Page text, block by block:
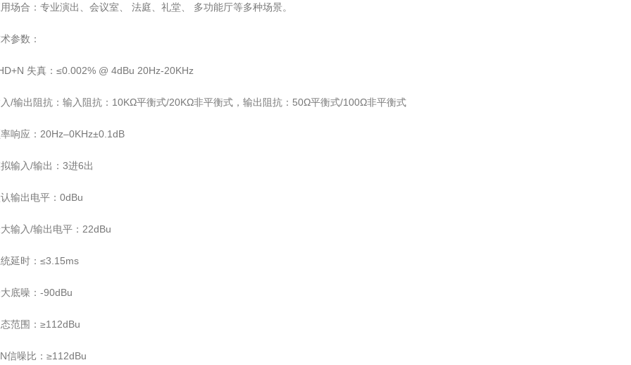
场合：专业演出、会议室、 法庭、礼堂、 多功能厅等多种场景。
参数：
失真：≤0.002% @ 4dBu 20Hz-20KHz
/输出阻抗：输入阻抗：10KΩ平衡式/20KΩ非平衡式，输出阻抗：50Ω平衡式/100Ω非平衡式
响应：20Hz–0KHz±0.1dB
输入/输出：3进6出
输出电平：0dBu
输入/输出电平：22dBu
延时：≤3.15ms
底噪：-90dBu
范围：≥112dBu
信噪比：≥112dBu